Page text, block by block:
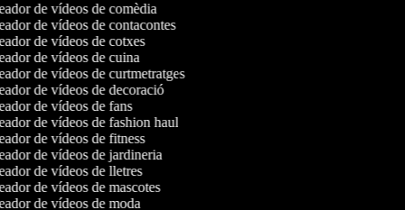
de vídeos de comèdia
de vídeos de contacontes
de vídeos de cotxes
de vídeos de cuina
de vídeos de curtmetratges
de vídeos de decoració
de vídeos de fans
de vídeos de fashion haul
de vídeos de fitness
de vídeos de jardineria
de vídeos de lletres
de vídeos de mascotes
de vídeos de moda